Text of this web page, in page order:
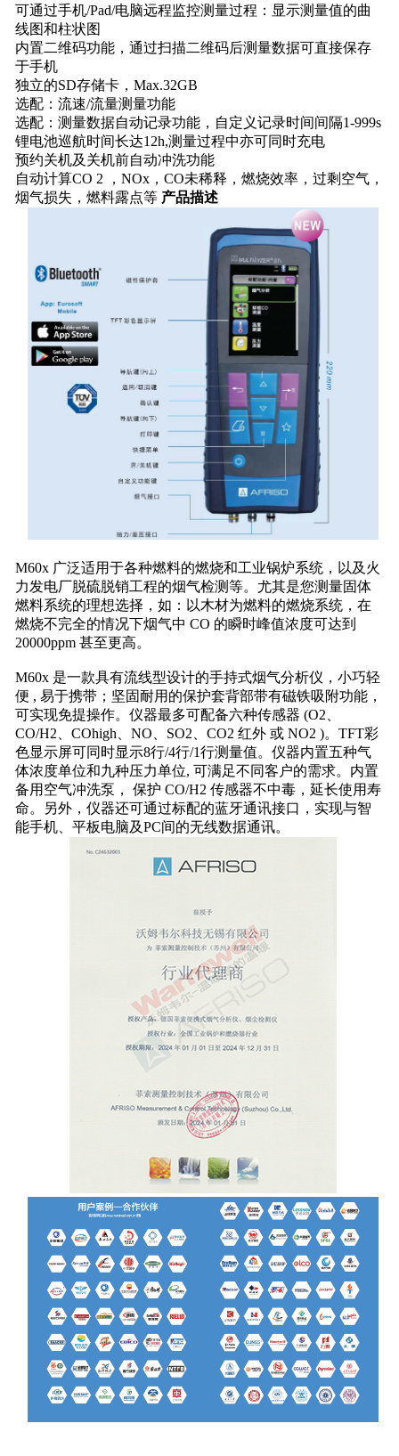
可通过手机/Pad/电脑远程监控测量过程：显示测量值的曲
线图和柱状图
内置二维码功能，通过扫描二维码后测量数据可直接保存
于手机
独立的SD存储卡，Max.32GB
选配：流速/流量测量功能
选配：测量数据自动记录功能，自定义记录时间间隔1-999s
锂电池巡航时间长达12h,测量过程中亦可同时充电
预约关机及关机前自动冲洗功能
自动计算CO 2 ，NOx，CO未稀释，燃烧效率，过剩空气，
烟气损失，燃料露点等 产品描述
M60x 广泛适用于各种燃料的燃烧和工业锅炉系统，以及火
力发电厂脱硫脱销工程的烟气检测等。尤其是您测量固体
燃料系统的理想选择，如：以木材为燃料的燃烧系统，在
燃烧不完全的情况下烟气中 CO 的瞬时峰值浓度可达到
20000ppm 甚至更高。
M60x 是一款具有流线型设计的手持式烟气分析仪，小巧轻
便 , 易于携带；坚固耐用的保护套背部带有磁铁吸附功能，
可实现免提操作。仪器最多可配备六种传感器 (O2、
CO/H2、COhigh、NO、SO2、CO2 红外 或 NO2 )。TFT彩
色显示屏可同时显示8行/4行/1行测量值。仪器内置五种气
体浓度单位和九种压力单位, 可满足不同客户的需求。内置
备用空气冲洗泵， 保护 CO/H2 传感器不中毒，延长使用寿
命。另外，仪器还可通过标配的蓝牙通讯接口，实现与智
能手机、平板电脑及PC间的无线数据通讯。